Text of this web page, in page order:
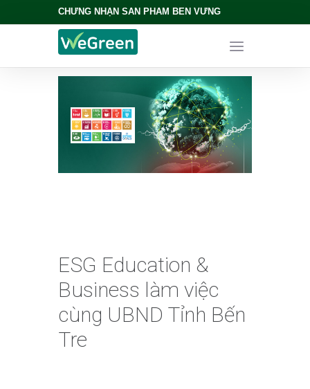
CHỨNG NHẬN SẢN PHẨM BỀN VỮNG
ESG Education &
Business làm việc
cùng UBND Tỉnh Bến
Tre